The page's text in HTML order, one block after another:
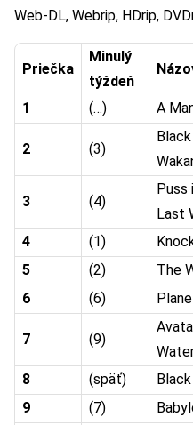
Web-DL, Webrip, HDrip,
Priečka
Minulý
týždeň
1
(…) A
2 (3)
3 (4)
Puss
Last
4 (1)
5 (2) The
6 (6) Plane
7 (9)
8 (späť)
9 (7)